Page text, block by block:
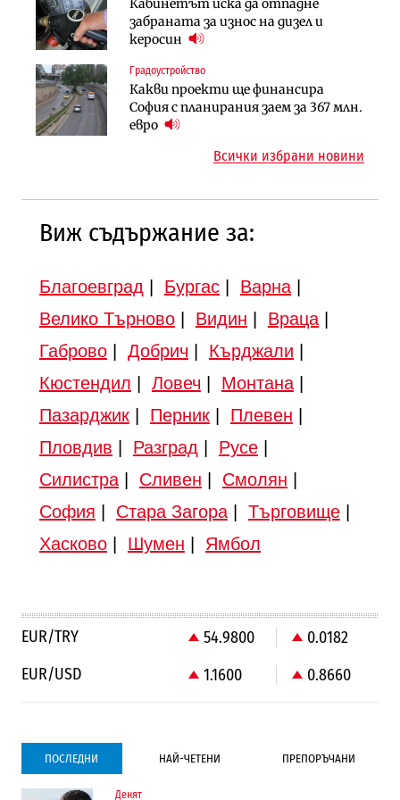
Кабинетът иска да отпадне
забраната за износ на дизел и
керосин
Градоустройство
Какви проекти ще финансира
София с планирания заем за 367 млн.
евро
АПИ възложи промяната на
парцеларния план за
Търново
Градоустройство
Шест кандидата с интерес към
Ипотечното кредитиране в
България продължава да се охлажда
(Графика)
Инфраструктура
Вторият мост над Варненското
езеро става част от бъдещата
магистрала „Черно море“
Всички избрани новини
Виж съдържание за:
Благоевград Бургас| Варна|
Велико Търново| Видин Враца|
Габрово| Добрич Кърджали
Кюстендил
Ловеч Монтана|
Пазарджик| Перник| Плевен
Пловдив
Разград Русе|
Силистра| Сливен Смолян
София
Стара Загора| Търговище|
Хасково| Шумен Ямбол
EUR/TRY 54.9800
0.0182
EUR/USD
1.1600 0.8660
ПОСЛЕДНИ НАЙ-ЧЕТЕНИ ПРЕПОРЪЧАНИ
Денят
Градоустройство
Компании